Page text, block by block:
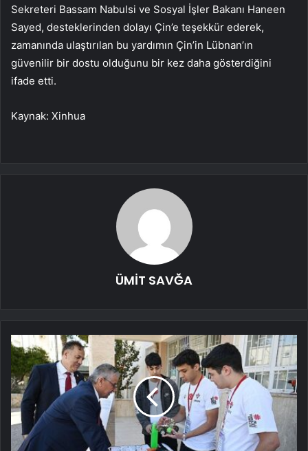
Sekreteri Bassam Nabulsi ve Sosyal İşler Bakanı Haneen
Sayed, desteklerinden dolayı Çin’e teşekkür ederek,
zamanında ulaştırılan bu yardımın Çin’in Lübnan’ın
güvenilir bir dostu olduğunu bir kez daha gösterdiğini
ifade etti.
Kaynak: Xinhua
ÜMİT SAVĞA